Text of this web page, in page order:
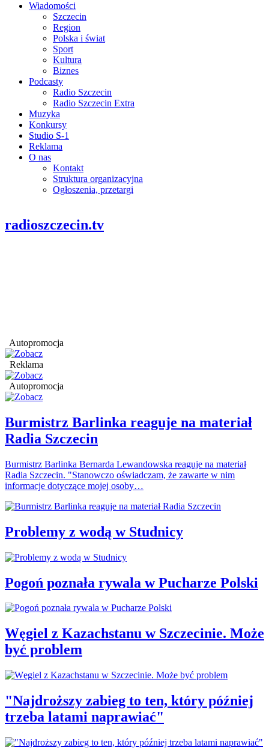
Wiadomości
Szczecin
Region
Polska i świat
Sport
Kultura
Biznes
Podcasty
Radio Szczecin
Radio Szczecin Extra
Muzyka
Konkursy
Studio S-1
Reklama
O nas
Kontakt
Struktura organizacyjna
Ogłoszenia, przetargi
radioszczecin.tv
Autopromocja
Reklama
Autopromocja
Burmistrz Barlinka reaguje na materiał
Radia Szczecin
Burmistrz Barlinka Bernarda Lewandowska reaguje na materiał
Radia Szczecin. "Stanowczo oświadczam, że zawarte w nim
informacje dotyczące mojej osoby…
Problemy z wodą w Studnicy
Pogoń poznała rywala w Pucharze Polski
Węgiel z Kazachstanu w Szczecinie. Może
być problem
"Najdroższy zabieg to ten, który później
trzeba latami naprawiać"